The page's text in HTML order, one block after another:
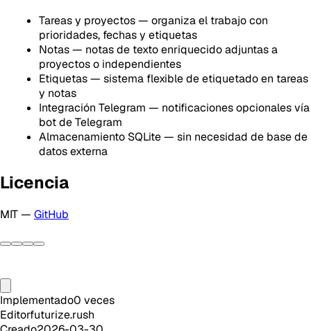
Tareas y proyectos — organiza el trabajo con
prioridades, fechas y etiquetas
Notas — notas de texto enriquecido adjuntas a
proyectos o independientes
Etiquetas — sistema flexible de etiquetado en tareas
y notas
Integración Telegram — notificaciones opcionales vía
bot de Telegram
Almacenamiento SQLite — sin necesidad de base de
datos externa
Licencia
MIT — GitHub
Implementado0 veces
Editorfuturize.rush